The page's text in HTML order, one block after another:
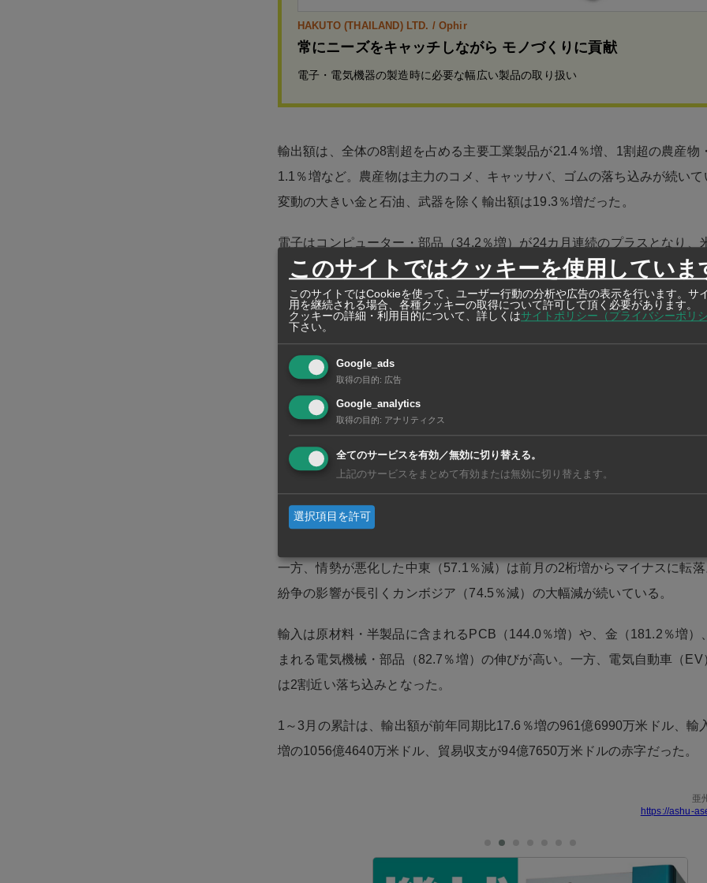
HAKUTO (THAILAND) LTD. / Ophir
常にニーズをキャッチしながら モノづくりに貢献
電子・電気機器の製造時に必要な幅広い製品の取り扱い
輸出額は、全体の8割超を占める主要工業製品が21.4％増、1割超の農産物
1.1％増など。農産物は主力のコメ、キャッサバ、ゴムの落ち込みが続い
変動の大きい金と石油、武器を除く輸出額は19.3％増だった。
電子はコンピューター・部品（34.2％増）が24カ月連続のプラスとなり、
ポール、マレーシアへの輸出が拡大。プリント基板（PCB、7.8％増）も
ている。電子以外では電話・部品（166.6％増）や鉄・鉄鋼製品（35.9％
かった。
一方、車両・部品（0.9％増）に含まれる自動車・部品（3.5％減）は4カ
れで、日本やベトナム向けが落ちこんだ。乗用車（49.5％減）の低迷が続
主要国への輸出では、全体の4分の1を占め最大の米国（41.8％増）がここ
割増で推移。コンピューター・部品やファクシミリ・電話・部品が引き続
た。2番目に大きい中国（9.8％増）はコンピューター・部品や天然ゴムが
伸したインド（140.6％増）に抜かれて国別4位に後退した。
一方、情勢が悪化した中東（57.1％減）は前月の2桁増からマイナスに転
紛争の影響が長引くカンボジア（74.5％減）の大幅減が続いている。
輸入は原材料・半製品に含まれるPCB（144.0％増）や、金（181.2％増）
まれる電気機械・部品（82.7％増）の伸びが高い。一方、電気自動車（EV
は2割近い落ち込みとなった。
1～3月の累計は、輸出額が前年同期比17.6％増の961億6990万米ドル、輸
増の1056億4640万米ドル、貿易収支が94億7650万米ドルの赤字だった。
亜
https://ashu-
このサイトではクッキーを使用していま
このサイトではCookieを使って、ユーザー行動の分析や広告の表示を行います。サ
用を継続される場合、各種クッキーの取得について許可して頂く必要があります。
クッキーの詳細・利用目的について、詳しくはサイトポリシー（プライバシーポリ
下さい。
Google_ads
取得の目的: 広告
Google_analytics
取得の目的: アナリティクス
全てのサービスを有効／無効に切り替える。
上記のサービスをまとめて有効または無効に切り替えます。
選択項目を許可